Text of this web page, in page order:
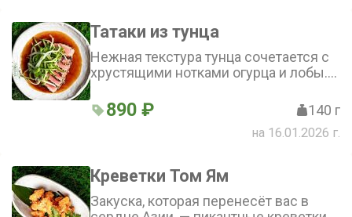
Татаки из тунца
Нежная текстура тунца сочетается с
хрустящими нотками огурца и лобы.
блюду лёгкую пикантность, а свежая
кинза добавляет аромат. Татаки из
тунца - идеальный выбор для закуски
890 ₽ 140 г
на 16.01.2026 г.
Креветки Том Ям
Закуска, которая перенесёт вас в